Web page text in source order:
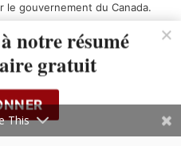
gouvernement du Canada.
notre résumé
gratuit
This